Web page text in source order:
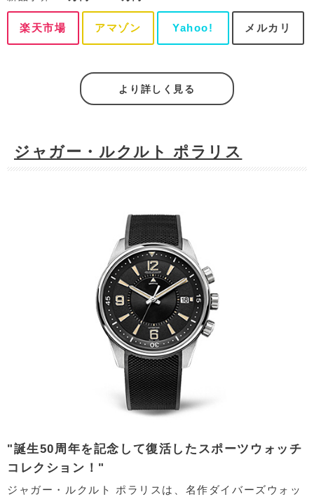
楽天市場 アマゾン Yahoo! メルカリ
より詳しく見る
ジャガー・ルクルト ポラリス
"誕生50周年を記念して復活したスポーツウォッチ
コレクション！"
ジャガー・ルクルト ポラリスは、名作ダイバーズウォッ